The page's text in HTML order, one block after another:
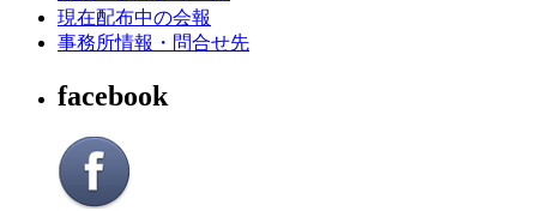
現在配布中の会報
事務所情報・問合せ先
facebook